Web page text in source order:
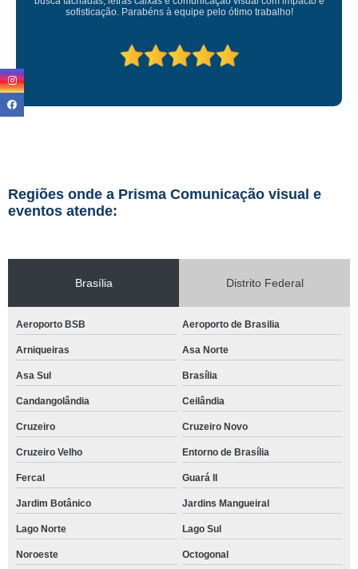
Regiões onde a Prisma Comunicação visual e
eventos atende:
Brasília Distrito Federal
Aeroporto BSB Aeroporto de Brasilia
Arniqueiras Asa Norte
Asa Sul Brasília
Candangolândia Ceilândia
Cruzeiro Cruzeiro Novo
Cruzeiro Velho Entorno de Brasília
Fercal Guará II
Jardim Botânico Jardins Mangueiral
Lago Norte Lago Sul
Noroeste Octogonal